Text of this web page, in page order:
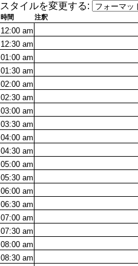
スタイルを変更する:
時間 注釈
12:00 am
12:30 am
01:00 am
01:30 am
02:00 am
02:30 am
03:00 am
03:30 am
04:00 am
04:30 am
05:00 am
05:30 am
06:00 am
06:30 am
07:00 am
07:30 am
08:00 am
08:30 am